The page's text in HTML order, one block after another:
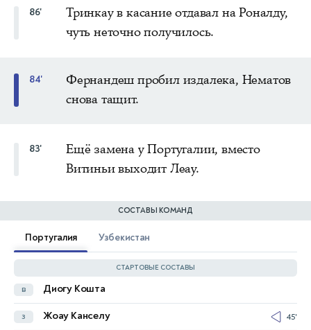
86'
Тринкау в касание отдавал на Роналду,
чуть неточно получилось.
84'
Фернандеш пробил издалека, Нематов
снова тащит.
83'
Ещё замена у Португалии, вместо
Витиньи выходит Леау.
СОСТАВЫ КОМАНД
Португалия Узбекистан
СТАРТОВЫЕ СОСТАВЫ
в Диогу Кошта
з Жоау Канселу 45'
в Абдувохид Нематов
з Азизжон Ганиев